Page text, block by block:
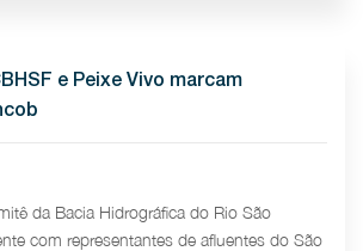
e Peixe Vivo marcam
da Bacia Hidrográfica do Rio São
com representantes de afluentes do São